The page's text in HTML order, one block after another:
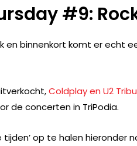
#9:
ken binnenkort komt er echt
Coldplay en U2
de concerten in TriPodia.
tijden’ op te halen hieronder